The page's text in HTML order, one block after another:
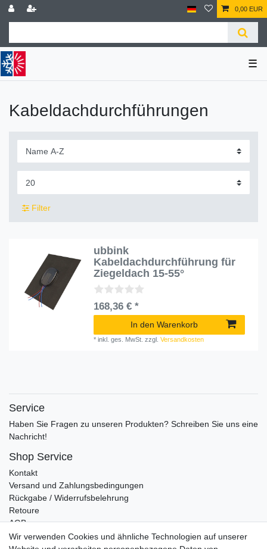
0,00 EUR
☰
Kabeldachdurchführungen
Filter
ubbink
Kabeldachdurchführung für
Ziegeldach 15-55°
168,36 € *
In den Warenkorb
*inkl. ges. MwSt. zzgl.Versandkosten
Service
Haben Sie Fragen zu unseren Produkten? Schreiben Sie uns eine
Nachricht!
Shop Service
Kontakt
Versand und Zahlungsbedingungen
Rückgabe / Widerrufsbelehrung
Retoure
AGB
Vertrag widerrufen
Wir verwenden Cookies und ähnliche Technologien auf unserer